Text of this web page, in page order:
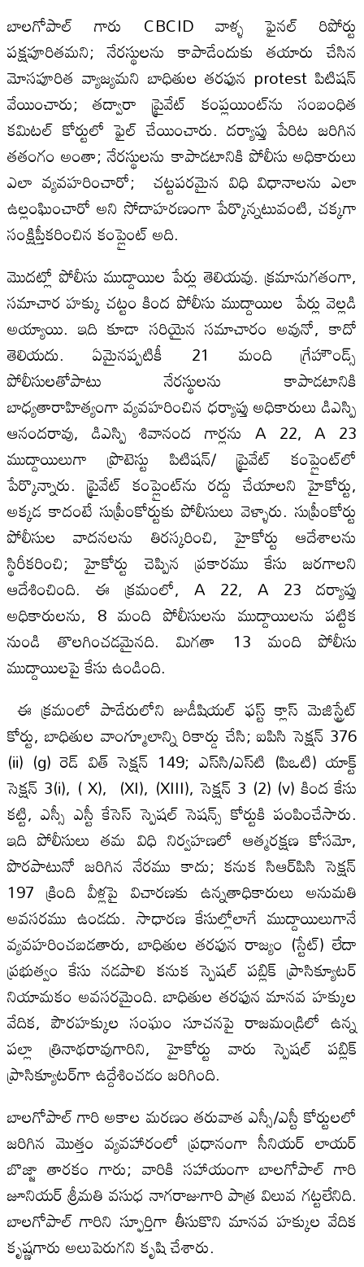
బాలగోపాల్ గారు CBCID వాళ్ళ ఫైనల్ రిపోర్టు
పక్షపూరితమని; నేరస్థులను కాపాడేందుకు తయారు చేసిన
మోసపూరిత వ్యాజ్యమని బాధితుల తరఫున protest పిటిషన్
వేయించారు; తద్వారా ప్రైవేట్ కంప్లయింట్‌ను సంబంధిత
కమిటల్ కోర్టులో ఫైల్ చేయించారు. దర్యాప్తు పేరిట జరిగిన
తతంగం అంతా; నేరస్థులను కాపాడటానికి పోలీసు అధికారులు
ఎలా వ్యవహరించారో; చట్టపరమైన విధి విధానాలను ఎలా
ఉల్లంఘించారో అని సోదాహరణంగా పేర్కొన్నటువంటి, చక్కగా
సంక్షిప్తీకరించిన కంప్లైంట్ అది.
మొదట్లో పోలీసు ముద్దాయిల పేర్లు తెలియవు. క్రమానుగతంగా,
సమాచార హక్కు చట్టం కింద పోలీసు ముద్దాయిల పేర్లు వెల్లడి
అయ్యాయి. ఇది కూడా సరియైన సమాచారం అవునో, కాదో
తెలియదు. ఏమైనప్పటికీ 21 మంది గ్రేహౌండ్స్
పోలీసులతోపాటు నేరస్థులను కాపాడటానికి
బాధ్యతారాహిత్యంగా వ్యవహరించిన ధర్యాప్తు అధికారులు డిఎస్పి
ఆనందరావు, డిఎస్పి శివానంద గార్లను A 22, A 23
ముద్దాయిలుగా ప్రొటెస్టు పిటిషన్/ ప్రైవేట్ కంప్లైంట్‌లో
పేర్కొన్నారు. ప్రైవేట్ కంప్లైంట్‌ను రద్దు చేయాలని హైకోర్టు,
అక్కడ కాదంటే సుప్రీంకోర్టుకు పోలీసులు వెళ్ళారు. సుప్రీంకోర్టు
పోలీసుల వాదనలను తిరస్కరించి, హైకోర్టు ఆదేశాలను
స్థిరీకరించి; హైకోర్టు చెప్పిన ప్రకారము కేసు జరగాలని
ఆదేశించింది. ఈ క్రమంలో, A 22, A 23 దర్యాప్తు
అధికారులను, 8 మంది పోలీసులను ముద్దాయిలను పట్టిక
నుండి తొలగించడమైనది. మిగతా 13 మంది పోలీసు
ముద్దాయిలపై కేసు ఉండింది.
ఈ క్రమంలో పాడేరులోని జుడీషియల్ ఫస్ట్ క్లాస్ మెజిస్ట్రేట్
కోర్టు, బాధితుల వాంగ్మూలాన్ని రికార్డు చేసి; ఐపిసి సెక్షన్ 376
(ii) (g) రెడ్ విత్ సెక్షన్ 149; ఎస్‌సి/ఎస్‌టి (పిఒటి) యాక్ట్
సెక్షన్ 3(i), ( X), (XI), (XIII), సెక్షన్ 3 (2) (v) కింద కేసు
కట్టి, ఎస్సీ ఎస్టీ కేసెస్ స్పెషల్ సెషన్స్ కోర్టుకి పంపించేసారు.
ఇది పోలీసులు తమ విధి నిర్వహణలో ఆత్మరక్షణ కోసమో,
పొరపాటునో జరిగిన నేరము కాదు; కనుక సిఆర్‌పిసి సెక్షన్
197 క్రింది వీళ్లపై విచారణకు ఉన్నతాధికారులు అనుమతి
అవసరము ఉండదు. సాధారణ కేసుల్లోలాగే ముద్దాయిలుగానే
వ్యవహరించబడతారు, బాధితుల తరఫున రాజ్యం (స్టేట్) లేదా
ప్రభుత్వం కేసు నడపాలి కనుక స్పెషల్ పబ్లిక్ ప్రాసిక్యూటర్
నియామకం అవసరమైంది. బాధితుల తరఫున మానవ హక్కుల
వేదిక, పౌరహక్కుల సంఘం సూచనపై రాజమండ్రిలో ఉన్న
పల్లా త్రినాథరావుగారిని, హైకోర్టు వారు స్పెషల్ పబ్లిక్
ప్రాసిక్యూటర్‌గా ఉద్దేశించడం జరిగింది.
బాలగోపాల్ గారి అకాల మరణం తరువాత ఎస్సీ/ఎస్టీ కోర్టులలో
జరిగిన మొత్తం వ్యవహారంలో ప్రధానంగా సీనియర్ లాయర్
బొజ్జా తారకం గారు; వారికి సహాయంగా బాలగోపాల్ గారి
జూనియర్ శ్రీమతి వసుధ నాగరాజుగారి పాత్ర విలువ గట్టలేనిది.
బాలగోపాల్ గారిని స్ఫూర్తిగా తీసుకొని మానవ హక్కుల వేదిక
కృష్ణగారు అలుపెరుగని కృషి చేశారు.